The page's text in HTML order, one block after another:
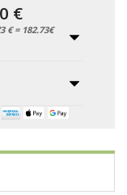
€
€ = 182.73€